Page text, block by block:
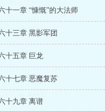
十一章 “慷慨”的大法师
十三章 黑影军团
十五章 巨龙
十七章 恶魔复苏
十九章 离谱